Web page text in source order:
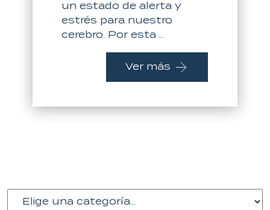
un estado de alerta y
estrés para nuestro
cerebro. Por esta ...
Ver más